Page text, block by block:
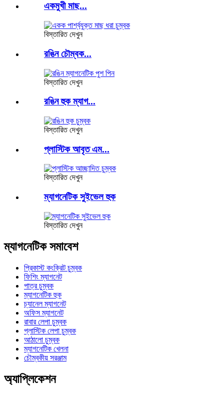
একমুখী মাছ...
বিস্তারিত দেখুন
রঙিন চৌম্বক...
বিস্তারিত দেখুন
রঙিন হুক ম্যাগ...
বিস্তারিত দেখুন
প্লাস্টিক আবৃত এম...
বিস্তারিত দেখুন
ম্যাগনেটিক সুইভেল হুক
বিস্তারিত দেখুন
ম্যাগনেটিক সমাবেশ
প্রিকাস্ট কংক্রিট চুম্বক
ফিশিং ম্যাগনেট
পাত্র চুম্বক
ম্যাগনেটিক হুক
চ্যানেল ম্যাগনেট
অফিস ম্যাগনেট
রাবার লেপা চুম্বক
প্লাস্টিক লেপা চুম্বক
আঠালো চুম্বক
ম্যাগনেটিক খেলনা
চৌম্বকীয় সরঞ্জাম
অ্যাপ্লিকেশন